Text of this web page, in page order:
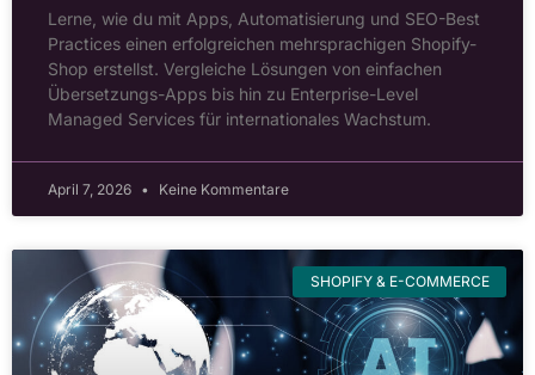
Lerne, wie du mit Apps, Automatisierung und SEO-Best
Practices einen erfolgreichen mehrsprachigen Shopify-
Shop erstellst. Vergleiche Lösungen von einfachen
Übersetzungs-Apps bis hin zu Enterprise-Level
Managed Services für internationales Wachstum.
April 7, 2026 Keine Kommentare
SHOPIFY & E-COMMERCE